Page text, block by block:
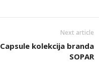
Next article
Capsule kolekcija branda
SOPAR